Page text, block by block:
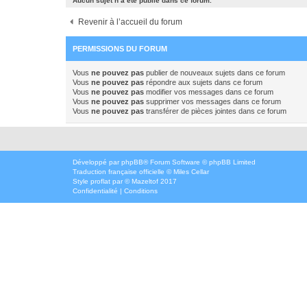
Revenir à l’accueil du forum
PERMISSIONS DU FORUM
Vous ne pouvez pas publier de nouveaux sujets dans ce forum
Vous ne pouvez pas répondre aux sujets dans ce forum
Vous ne pouvez pas modifier vos messages dans ce forum
Vous ne pouvez pas supprimer vos messages dans ce forum
Vous ne pouvez pas transférer de pièces jointes dans ce forum
Développé par phpBB® Forum Software © phpBB Limited
Traduction française officielle ©Miles Cellar
Style proflat par ©Mazeltof 2017
Confidentialité | Conditions